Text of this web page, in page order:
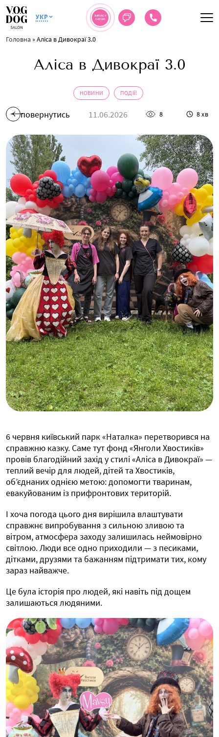
УКР
ЗАПИС У
САЛОН
Головна »Аліса в Дивокраї 3.0
Аліса в Дивокраї 3.0
НОВИНИ ПОДІЇ!
повернутись 11.06.2026 8 8 хв
6 червня київський парк «Наталка» перетворився на
справжню казку. Саме тут фонд «Янголи Хвостиків»
провів благодійний захід у стилі «Аліса в Дивокраї» —
теплий вечір для людей, дітей та Хвостиків,
об’єднаних однією метою: допомогти тваринам,
евакуйованим із прифронтових територій.
І хоча погода цього дня вирішила влаштувати
справжнє випробування з сильною зливою та
вітром, атмосфера заходу залишилась неймовірно
світлою. Люди все одно приходили — з песиками,
дітками, друзями та бажанням підтримати тих, кому
зараз найважче.
Це була історія про людей, які навіть під дощем
залишаються людяними.